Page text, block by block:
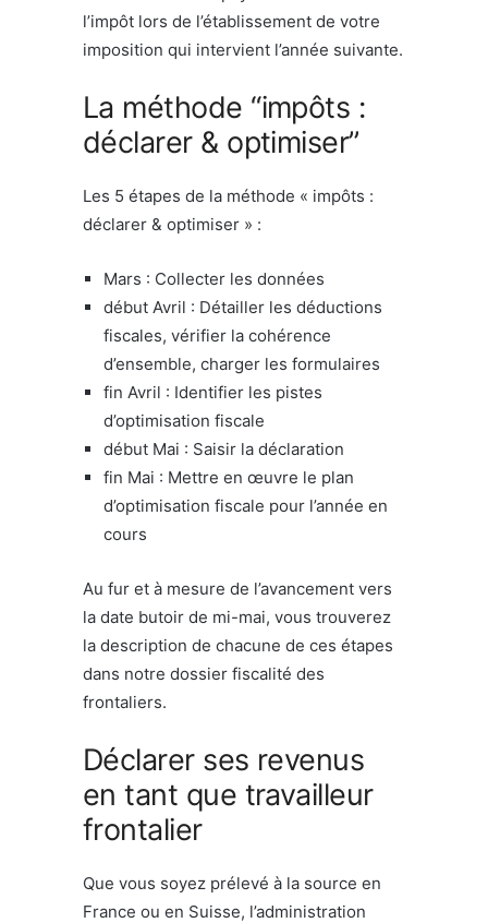
l’impôt lors de l’établissement de votre
imposition qui intervient l’année suivante.
La méthode “impôts :
déclarer & optimiser”
Les 5 étapes de la méthode « impôts :
déclarer & optimiser » :
Mars : Collecter les données
début Avril : Détailler les déductions
fiscales, vérifier la cohérence
d’ensemble, charger les formulaires
fin Avril : Identifier les pistes
d’optimisation fiscale
début Mai : Saisir la déclaration
fin Mai : Mettre en œuvre le plan
d’optimisation fiscale pour l’année en
cours
Au fur et à mesure de l’avancement vers
la date butoir de mi-mai, vous trouverez
la description de chacune de ces étapes
dans notre dossier fiscalité des
frontaliers.
Déclarer ses revenus
en tant que travailleur
frontalier
Que vous soyez prélevé à la source en
France ou en Suisse, l’administration